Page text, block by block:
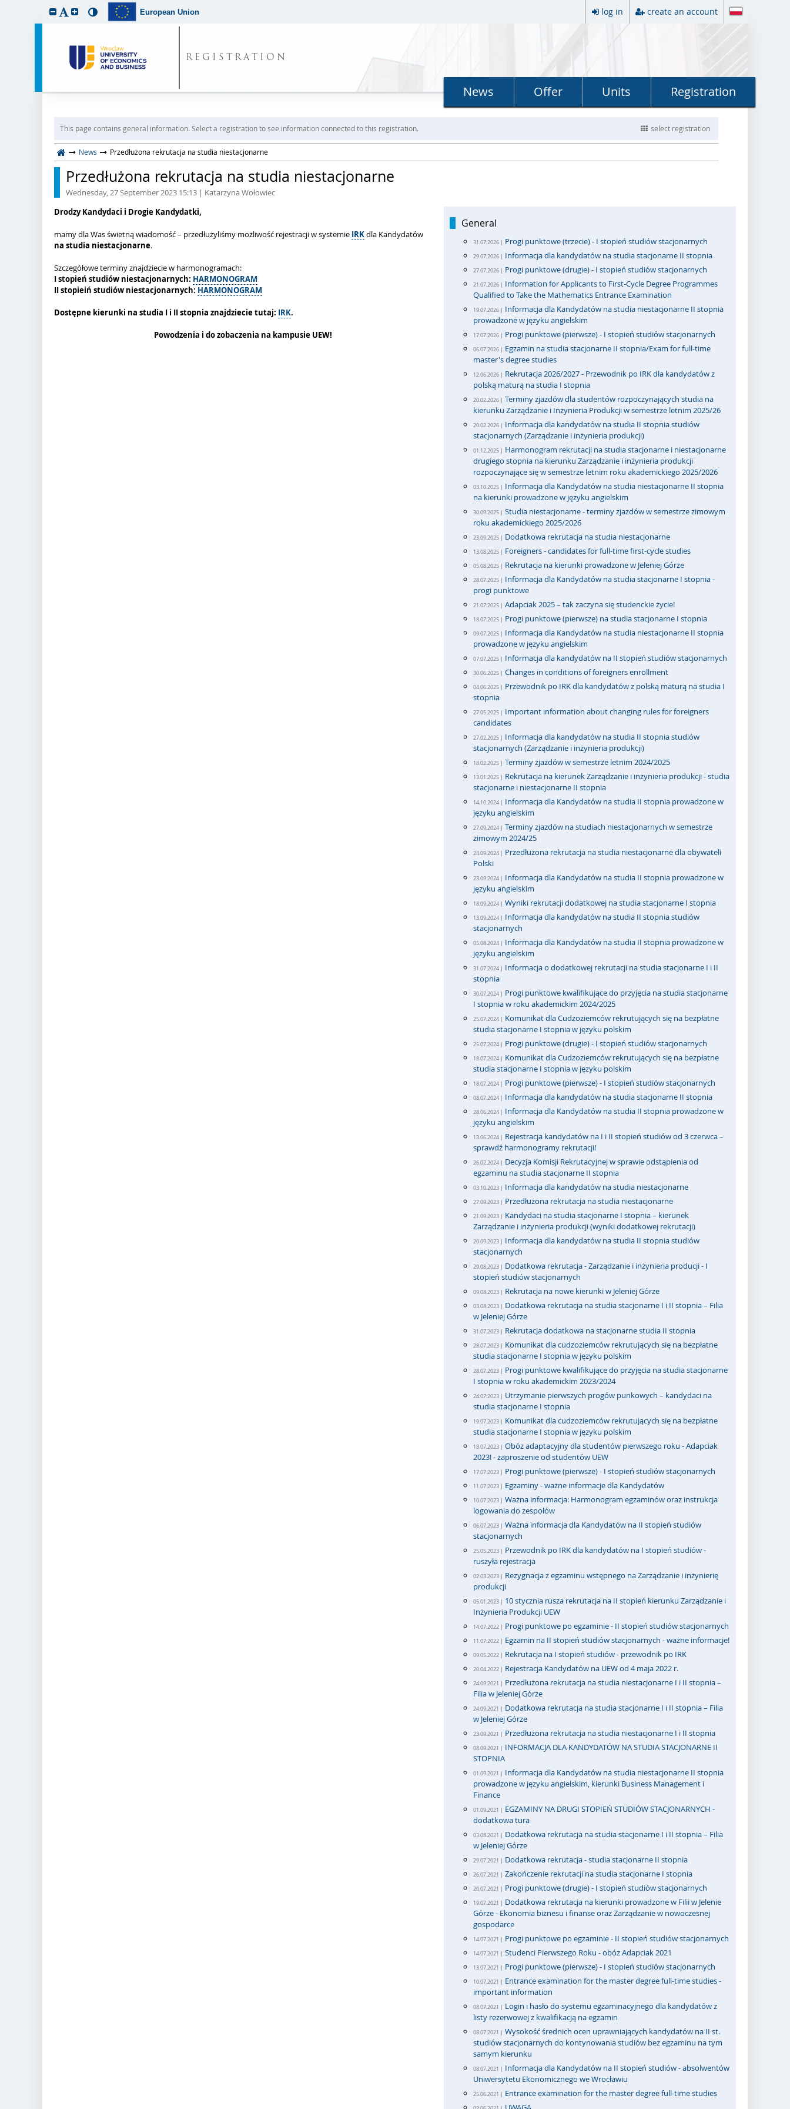
European Union log in create an account
REGISTRATION
News Offer Units Registration
This page contains general information. Select a registration to see information connected to this registration. select registration
News Przedłużona rekrutacja na studia niestacjonarne
Przedłużona rekrutacja na studia niestacjonarne
Wednesday, 27 September 2023 15:13 | Katarzyna Wołowiec
General
31.07.2026 | Progi punktowe (trzecie) - I stopień studiów stacjonarnych
29.07.2026 | Informacja dla kandydatów na studia stacjonarne II stopnia
27.07.2026 | Progi punktowe (drugie) - I stopień studiów stacjonarnych
21.07.2026 | Information for Applicants to First-Cycle Degree Programmes
Qualified to Take the Mathematics Entrance Examination
19.07.2026 | Informacja dla Kandydatów na studia niestacjonarne II stopnia
prowadzone w języku angielskim
17.07.2026 | Progi punktowe (pierwsze) - I stopień studiów stacjonarnych
06.07.2026 | Egzamin na studia stacjonarne II stopnia/Exam for full-time
master's degree studies
12.06.2026 | Rekrutacja 2026/2027 - Przewodnik po IRK dla kandydatów z
polską maturą na studia I stopnia
20.02.2026 | Terminy zjazdów dla studentów rozpoczynających studia na
kierunku Zarządzanie i Inżynieria Produkcji w semestrze letnim 2025/26
20.02.2026 | Informacja dla kandydatów na studia II stopnia studiów
stacjonarnych (Zarządzanie i inżynieria produkcji)
01.12.2025 | Harmonogram rekrutacji na studia stacjonarne i niestacjonarne
drugiego stopnia na kierunku Zarządzanie i inżynieria produkcji
rozpoczynające się w semestrze letnim roku akademickiego 2025/2026
03.10.2025 | Informacja dla Kandydatów na studia niestacjonarne II stopnia
na kierunki prowadzone w języku angielskim
30.09.2025 | Studia niestacjonarne - terminy zjazdów w semestrze zimowym
roku akademickiego 2025/2026
23.09.2025 | Dodatkowa rekrutacja na studia niestacjonarne
13.08.2025 | Foreigners - candidates for full-time first-cycle studies
05.08.2025 | Rekrutacja na kierunki prowadzone w Jeleniej Górze
28.07.2025 | Informacja dla Kandydatów na studia stacjonarne I stopnia -
progi punktowe
21.07.2025 | Adapciak 2025 – tak zaczyna się studenckie życie!
18.07.2025 | Progi punktowe (pierwsze) na studia stacjonarne I stopnia
09.07.2025 | Informacja dla Kandydatów na studia niestacjonarne II stopnia
prowadzone w języku angielskim
07.07.2025 | Informacja dla kandydatów na II stopień studiów stacjonarnych
30.06.2025 | Changes in conditions of foreigners enrollment
04.06.2025 | Przewodnik po IRK dla kandydatów z polską maturą na studia I
stopnia
27.05.2025 | Important information about changing rules for foreigners
candidates
27.02.2025 | Informacja dla kandydatów na studia II stopnia studiów
stacjonarnych (Zarządzanie i inżynieria produkcji)
18.02.2025 | Terminy zjazdów w semestrze letnim 2024/2025
13.01.2025 | Rekrutacja na kierunek Zarządzanie i inżynieria produkcji - studia
stacjonarne i niestacjonarne II stopnia
14.10.2024 | Informacja dla Kandydatów na studia II stopnia prowadzone w
języku angielskim
27.09.2024 | Terminy zjazdów na studiach niestacjonarnych w semestrze
zimowym 2024/25
24.09.2024 | Przedłużona rekrutacja na studia niestacjonarne dla obywateli
Polski
23.09.2024 | Informacja dla Kandydatów na studia II stopnia prowadzone w
języku angielskim
18.09.2024 | Wyniki rekrutacji dodatkowej na studia stacjonarne I stopnia
13.09.2024 | Informacja dla kandydatów na studia II stopnia studiów
stacjonarnych
05.08.2024 | Informacja dla Kandydatów na studia II stopnia prowadzone w
języku angielskim
31.07.2024 | Informacja o dodatkowej rekrutacji na studia stacjonarne I i II
stopnia
30.07.2024 | Progi punktowe kwalifikujące do przyjęcia na studia stacjonarne
I stopnia w roku akademickim 2024/2025
25.07.2024 | Komunikat dla Cudzoziemców rekrutujących się na bezpłatne
studia stacjonarne I stopnia w języku polskim
25.07.2024 | Progi punktowe (drugie) - I stopień studiów stacjonarnych
18.07.2024 | Komunikat dla Cudzoziemców rekrutujących się na bezpłatne
studia stacjonarne I stopnia w języku polskim
18.07.2024 | Progi punktowe (pierwsze) - I stopień studiów stacjonarnych
08.07.2024 | Informacja dla kandydatów na studia stacjonarne II stopnia
28.06.2024 | Informacja dla Kandydatów na studia II stopnia prowadzone w
języku angielskim
13.06.2024 | Rejestracja kandydatów na I i II stopień studiów od 3 czerwca –
sprawdź harmonogramy rekrutacji!
26.02.2024 | Decyzja Komisji Rekrutacyjnej w sprawie odstąpienia od
egzaminu na studia stacjonarne II stopnia
03.10.2023 | Informacja dla kandydatów na studia niestacjonarne
27.09.2023 | Przedłużona rekrutacja na studia niestacjonarne
21.09.2023 | Kandydaci na studia stacjonarne I stopnia – kierunek
Zarządzanie i inżynieria produkcji (wyniki dodatkowej rekrutacji)
20.09.2023 | Informacja dla kandydatów na studia II stopnia studiów
stacjonarnych
29.08.2023 | Dodatkowa rekrutacja - Zarządzanie i inżynieria producji - I
stopień studiów stacjonarnych
09.08.2023 | Rekrutacja na nowe kierunki w Jeleniej Górze
03.08.2023 | Dodatkowa rekrutacja na studia stacjonarne I i II stopnia – Filia
w Jeleniej Górze
31.07.2023 | Rekrutacja dodatkowa na stacjonarne studia II stopnia
28.07.2023 | Komunikat dla cudzoziemców rekrutujących się na bezpłatne
studia stacjonarne I stopnia w języku polskim
28.07.2023 | Progi punktowe kwalifikujące do przyjęcia na studia stacjonarne
I stopnia w roku akademickim 2023/2024
24.07.2023 | Utrzymanie pierwszych progów punkowych – kandydaci na
studia stacjonarne I stopnia
19.07.2023 | Komunikat dla cudzoziemców rekrutujących się na bezpłatne
studia stacjonarne I stopnia w języku polskim
18.07.2023 | Obóz adaptacyjny dla studentów pierwszego roku - Adapciak
2023! - zaproszenie od studentów UEW
17.07.2023 | Progi punktowe (pierwsze) - I stopień studiów stacjonarnych
11.07.2023 | Egzaminy - ważne informacje dla Kandydatów
10.07.2023 | Ważna informacja: Harmonogram egzaminów oraz instrukcja
logowania do zespołów
06.07.2023 | Ważna informacja dla Kandydatów na II stopień studiów
stacjonarnych
25.05.2023 | Przewodnik po IRK dla kandydatów na I stopień studiów -
ruszyła rejestracja
02.03.2023 | Rezygnacja z egzaminu wstępnego na Zarządzanie i inżynierię
produkcji
05.01.2023 | 10 stycznia rusza rekrutacja na II stopień kierunku Zarządzanie i
Inżynieria Produkcji UEW
14.07.2022 | Progi punktowe po egzaminie - II stopień studiów stacjonarnych
11.07.2022 | Egzamin na II stopień studiów stacjonarnych - ważne informacje!
09.05.2022 | Rekrutacja na I stopień studiów - przewodnik po IRK
20.04.2022 | Rejestracja Kandydatów na UEW od 4 maja 2022 r.
24.09.2021 | Przedłużona rekrutacja na studia niestacjonarne I i II stopnia –
Filia w Jeleniej Górze
24.09.2021 | Dodatkowa rekrutacja na studia stacjonarne I i II stopnia – Filia
w Jeleniej Górze
23.09.2021 | Przedłużona rekrutacja na studia niestacjonarne I i II stopnia
08.09.2021 | INFORMACJA DLA KANDYDATÓW NA STUDIA STACJONARNE II
STOPNIA
01.09.2021 | Informacja dla Kandydatów na studia niestacjonarne II stopnia
prowadzone w języku angielskim, kierunki Business Management i
Finance
01.09.2021 | EGZAMINY NA DRUGI STOPIEŃ STUDIÓW STACJONARNYCH -
dodatkowa tura
03.08.2021 | Dodatkowa rekrutacja na studia stacjonarne I i II stopnia – Filia
w Jeleniej Górze
29.07.2021 | Dodatkowa rekrutacja - studia stacjonarne II stopnia
26.07.2021 | Zakończenie rekrutacji na studia stacjonarne I stopnia
20.07.2021 | Progi punktowe (drugie) - I stopień studiów stacjonarnych
19.07.2021 | Dodatkowa rekrutacja na kierunki prowadzone w Filii w Jelenie
Górze - Ekonomia biznesu i finanse oraz Zarządzanie w nowoczesnej
gospodarce
14.07.2021 | Progi punktowe po egzaminie - II stopień studiów stacjonarnych
14.07.2021 | Studenci Pierwszego Roku - obóz Adapciak 2021
13.07.2021 | Progi punktowe (pierwsze) - I stopień studiów stacjonarnych
10.07.2021 | Entrance examination for the master degree full-time studies -
important information
08.07.2021 | Login i hasło do systemu egzaminacyjnego dla kandydatów z
listy rezerwowej z kwalifikacją na egzamin
08.07.2021 | Wysokość średnich ocen uprawniających kandydatów na II st.
studiów stacjonarnych do kontynowania studiów bez egzaminu na tym
samym kierunku
08.07.2021 | Informacja dla Kandydatów na II stopień studiów - absolwentów
Uniwersytetu Ekonomicznego we Wrocławiu
25.06.2021 | Entrance examination for the master degree full-time studies
Drodzy Kandydaci i Drogie Kandydatki,
mamy dla Was świetną wiadomość – przedłużyliśmy możliwość rejestracji w systemie IRKdla Kandydatów
na studia niestacjonarne.
Szczegółowe terminy znajdziecie w harmonogramach:
I stopień studiów niestacjonarnych: HARMONOGRAM
II stopieiń studiów niestacjonarnych: HARMONOGRAM
Dostępne kierunki na studia I i II stopnia znajdziecie tutaj: IRK.
Powodzenia i do zobaczenia na kampusie UEW!